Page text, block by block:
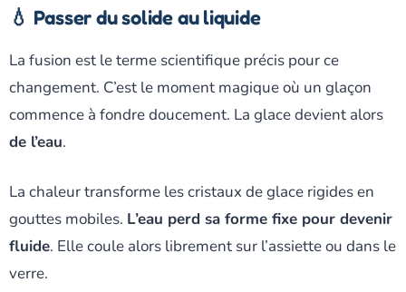
💧 Passer du solide au liquide
La fusion est le terme scientifique précis pour ce
changement. C’est le moment magique où un glaçon
commence à fondre doucement. La glace devient alors
de l’eau.
La chaleur transforme les cristaux de glace rigides en
gouttes mobiles. L’eau perd sa forme fixe pour devenir
fluide. Elle coule alors librement sur l’assiette ou dans le
verre.